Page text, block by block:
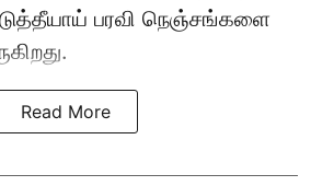
பரவி நெஞ்சங்களை
Read More